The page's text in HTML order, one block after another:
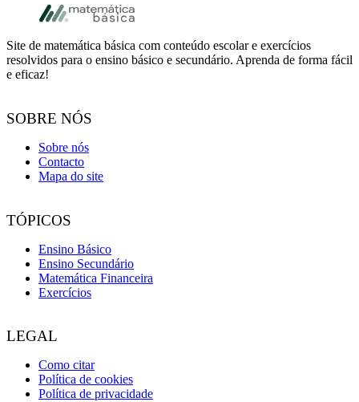
Site de matemática básica com conteúdo escolar e exercícios
resolvidos para o ensino básico e secundário. Aprenda de forma fácil
e eficaz!
SOBRE NÓS
Sobre nós
Contacto
Mapa do site
TÓPICOS
Ensino Básico
Ensino Secundário
Matemática Financeira
Exercícios
LEGAL
Como citar
Política de cookies
Política de privacidade